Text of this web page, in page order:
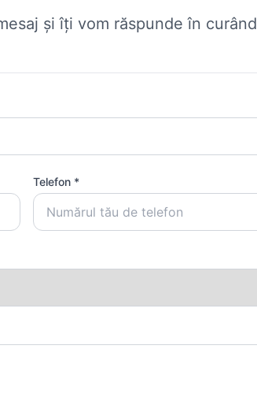
și îți vom răspunde în curând
Telefon *